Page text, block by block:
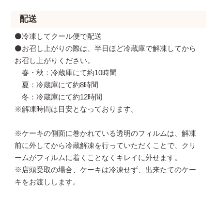
配送
⚫️冷凍してクール便で配送
⚫️お召し上がりの際は、半日ほど冷蔵庫で解凍してから
お召し上がりください。
春・秋：冷蔵庫にて約10時間
夏：冷蔵庫にて約8時間
冬：冷蔵庫にて約12時間
※解凍時間は目安となっております。
※ケーキの側面に巻かれている透明のフィルムは、解凍
前に外してから冷蔵解凍を行っていただくことで、クリ
ームがフィルムに着くことなくキレイに外せます。
※店頭受取の場合、ケーキは冷凍せず、出来たてのケー
キをお渡しします。